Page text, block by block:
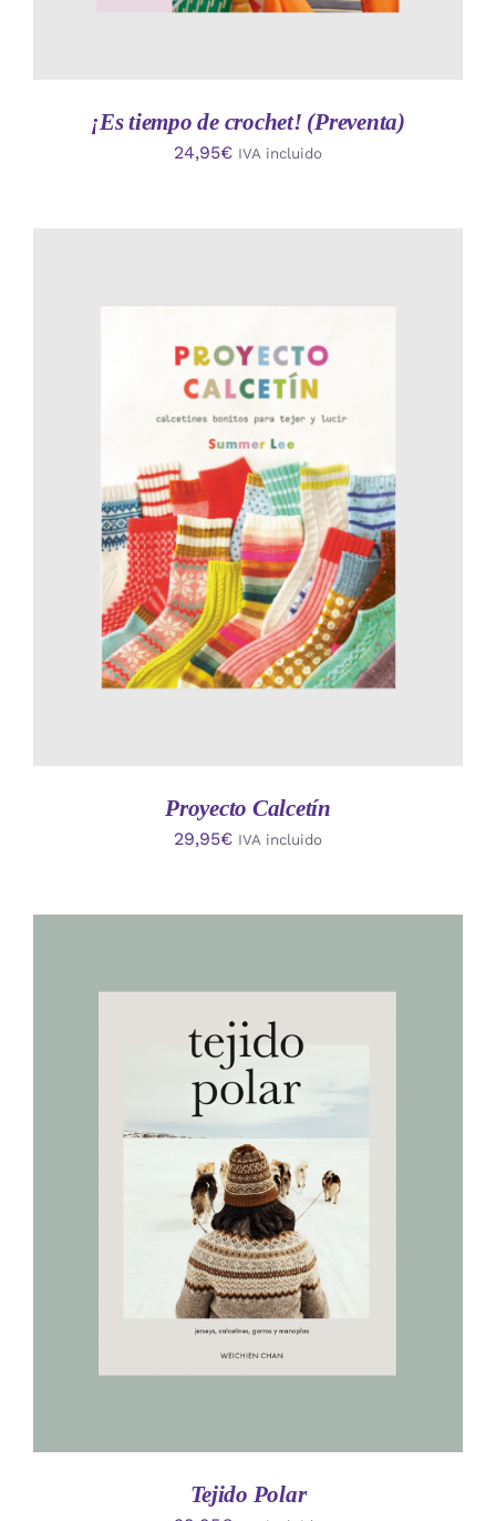
¡Es tiempo de crochet! (Preventa)
24,95€ IVA incluido
AÑADIR AL CARRITO
/
DETALLES
Proyecto Calcetín
29,95€ IVA incluido
AÑADIR AL CARRITO
/
Tejido Polar